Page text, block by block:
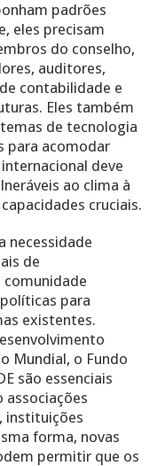
padrões
eles precisam
do conselho,
auditores,
contabilidade e
Eles também
de tecnologia
para acomodar
deve
​​ao clima à
cruciais.
necessidade
de
para
existentes.
Mundial, o Fundo
são essenciais
associações
instituições
forma, novas
permitir que os